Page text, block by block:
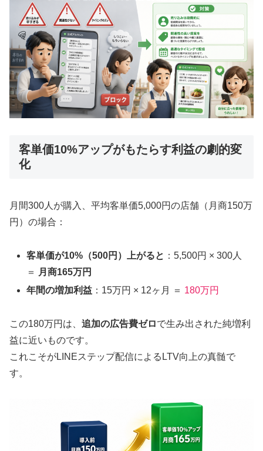
客単価10%アップがもたらす利益の劇的変
化
月間300人が購入、平均客単価5,000円の店舗（月商150万
円）の場合：
客単価が10%（500円）上がると ：5,500円 × 300人
＝
月商165万円
年間の増加利益 ：15万円 × 12ヶ月 ＝ 180万円
この180万円は、 追加の広告費ゼロで生み出された純増利
益に近いものです。
これこそがLINEステップ配信によるLTV向上の真髄で
す。